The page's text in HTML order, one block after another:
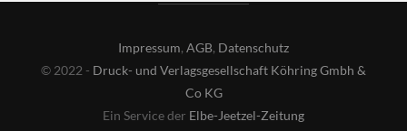
Impressum, AGB, Datenschutz
© 2022 - Druck- und Verlagsgesellschaft Köhring Gmbh &
Co KG
Ein Service der Elbe-Jeetzel-Zeitung